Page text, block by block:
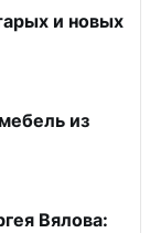
и новых
из
Вялова: